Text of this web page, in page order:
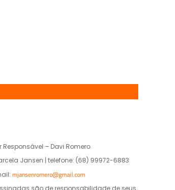
Responsável – Davi Romero
Jansen | telefone: (68) 99972-6883
mjansenromero@gmail.com